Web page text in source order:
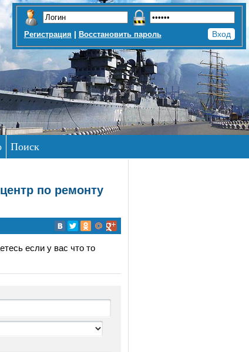
Регистрация | Восстановить пароль
Поиск
по ремонту
если у вас что то